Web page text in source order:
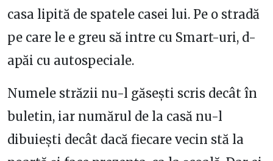
casa lipită de spatele casei lui. Pe o stradă
pe care le e greu să intre cu Smart-uri, d-
apăi cu autospeciale.
Numele străzii nu-l găsești scris decât în
buletin, iar numărul de la casă nu-l
dibuiești decât dacă fiecare vecin stă la